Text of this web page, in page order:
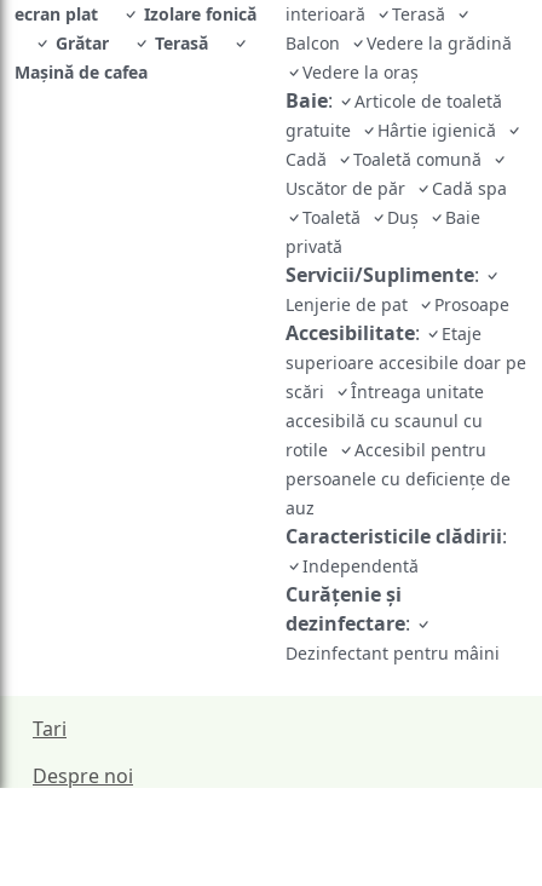
ecran plat
Izolare fonică
Grătar
Terasă
Mașină de cafea
interioară
Terasă
Balcon
Vedere la grădină
Vedere la oraș
Baie:
Articole de toaletă
gratuite
Hârtie igienică
Cadă
Toaletă comună
Uscător de păr
Cadă spa
Toaletă
Duş
Baie
privată
Servicii/Suplimente:
Lenjerie de pat Prosoape
Accesibilitate:
Etaje
superioare accesibile doar pe
scări
Întreaga unitate
accesibilă cu scaunul cu
rotile
Accesibil pentru
persoanele cu deficiențe de
auz
Caracteristicile clădirii:
Independentă
Curățenie și
dezinfectare:
Dezinfectant pentru mâini
Tari
Despre noi